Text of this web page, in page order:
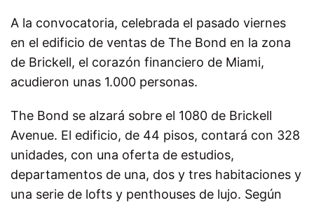
A la convocatoria, celebrada el pasado viernes
en el edificio de ventas de The Bond en la zona
de Brickell, el corazón financiero de Miami,
acudieron unas 1.000 personas.
The Bond se alzará sobre el 1080 de Brickell
Avenue. El edificio, de 44 pisos, contará con 328
unidades, con una oferta de estudios,
departamentos de una, dos y tres habitaciones y
una serie de lofts y penthouses de lujo. Según